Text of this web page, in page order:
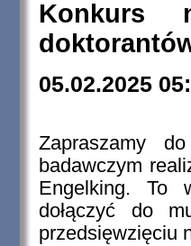
Konkurs
05.02.2025
Zapraszamy
badawczym
Engelking. To
dołączyć do
przedsięwzięciu